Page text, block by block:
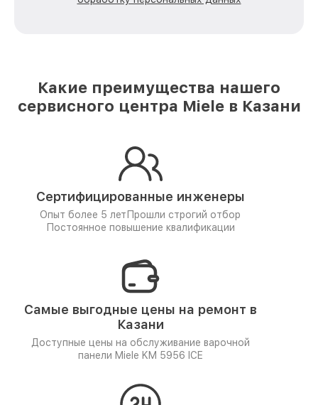
Какие преимущества нашего
сервисного центра Miele в Казани
Сертифицированные инженеры
Опыт более 5 лет Прошли строгий отбор
Постоянное повышение квалификации
Самые выгодные цены на ремонт в
Казани
Доступные цены на обслуживание варочной
панели Miele KM 5956 ICE